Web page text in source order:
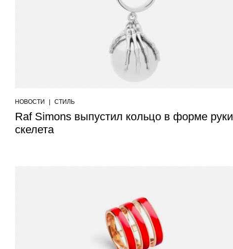
НОВОСТИ СТИЛЬ
Raf Simons выпустил кольцо в форме руки
скелета